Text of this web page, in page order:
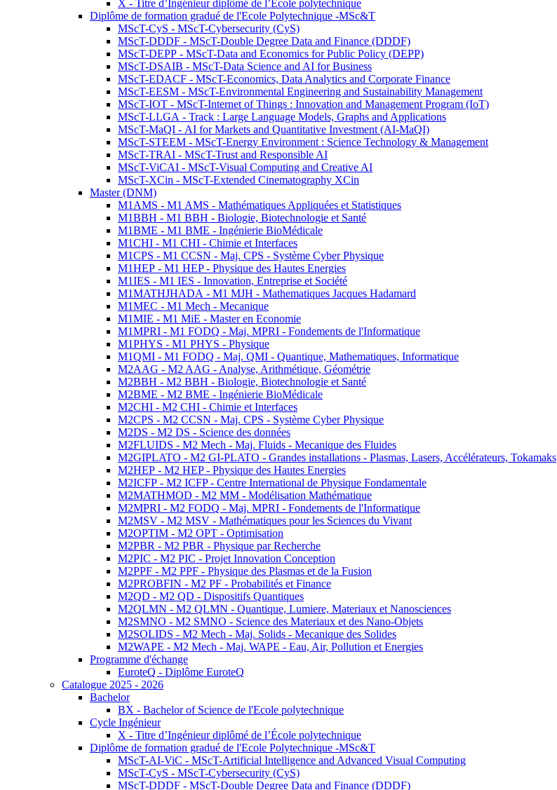
X - Titre d’Ingénieur diplômé de l’École polytechnique
Diplôme de formation gradué de l'Ecole Polytechnique -MSc&T
MScT-CyS - MScT-Cybersecurity (CyS)
MScT-DDDF - MScT-Double Degree Data and Finance (DDDF)
MScT-DEPP - MScT-Data and Economics for Public Policy (DEPP)
MScT-DSAIB - MScT-Data Science and AI for Business
MScT-EDACF - MScT-Economics, Data Analytics and Corporate Finance
MScT-EESM - MScT-Environmental Engineering and Sustainability Management
MScT-IOT - MScT-Internet of Things : Innovation and Management Program (IoT)
MScT-LLGA - Track : Large Language Models, Graphs and Applications
MScT-MaQI - AI for Markets and Quantitative Investment (AI-MaQI)
MScT-STEEM - MScT-Energy Environment : Science Technology & Management
MScT-TRAI - MScT-Trust and Responsible AI
MScT-ViCAI - MScT-Visual Computing and Creative AI
MScT-XCin - MScT-Extended Cinematography XCin
Master (DNM)
M1AMS - M1 AMS - Mathématiques Appliquées et Statistiques
M1BBH - M1 BBH - Biologie, Biotechnologie et Santé
M1BME - M1 BME - Ingénierie BioMédicale
M1CHI - M1 CHI - Chimie et Interfaces
M1CPS - M1 CCSN - Maj. CPS - Système Cyber Physique
M1HEP - M1 HEP - Physique des Hautes Energies
M1IES - M1 IES - Innovation, Entreprise et Société
M1MATHJHADA - M1 MJH - Mathematiques Jacques Hadamard
M1MEC - M1 Mech - Mecanique
M1MIE - M1 MiE - Master en Economie
M1MPRI - M1 FODQ - Maj. MPRI - Fondements de l'Informatique
M1PHYS - M1 PHYS - Physique
M1QMI - M1 FODQ - Maj. QMI - Quantique, Mathematiques, Informatique
M2AAG - M2 AAG - Analyse, Arithmétique, Géométrie
M2BBH - M2 BBH - Biologie, Biotechnologie et Santé
M2BME - M2 BME - Ingénierie BioMédicale
M2CHI - M2 CHI - Chimie et Interfaces
M2CPS - M2 CCSN - Maj. CPS - Système Cyber Physique
M2DS - M2 DS - Science des données
M2FLUIDS - M2 Mech - Maj. Fluids - Mecanique des Fluides
M2GIPLATO - M2 GI-PLATO - Grandes installations - Plasmas, Lasers, Accélérateurs, Tokamaks
M2HEP - M2 HEP - Physique des Hautes Energies
M2ICFP - M2 ICFP - Centre International de Physique Fondamentale
M2MATHMOD - M2 MM - Modélisation Mathématique
M2MPRI - M2 FODQ - Maj. MPRI - Fondements de l'Informatique
M2MSV - M2 MSV - Mathématiques pour les Sciences du Vivant
M2OPTIM - M2 OPT - Optimisation
M2PBR - M2 PBR - Physique par Recherche
M2PIC - M2 PIC - Projet Innovation Conception
M2PPF - M2 PPF - Physique des Plasmas et de la Fusion
M2PROBFIN - M2 PF - Probabilités et Finance
M2QD - M2 QD - Dispositifs Quantiques
M2QLMN - M2 QLMN - Quantique, Lumiere, Materiaux et Nanosciences
M2SMNO - M2 SMNO - Science des Materiaux et des Nano-Objets
M2SOLIDS - M2 Mech - Maj. Solids - Mecanique des Solides
M2WAPE - M2 Mech - Maj. WAPE - Eau, Air, Pollution et Energies
Programme d'échange
EuroteQ - Diplôme EuroteQ
Catalogue 2025 - 2026
Bachelor
BX - Bachelor of Science de l'Ecole polytechnique
Cycle Ingénieur
X - Titre d’Ingénieur diplômé de l’École polytechnique
Diplôme de formation gradué de l'Ecole Polytechnique -MSc&T
MScT-AI-ViC - MScT-Artificial Intelligence and Advanced Visual Computing
MScT-CyS - MScT-Cybersecurity (CyS)
MScT-DDDF - MScT-Double Degree Data and Finance (DDDF)